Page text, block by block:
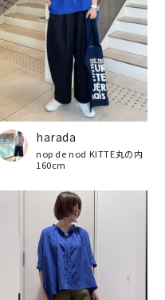
harada
nop de nod KITTE丸の内
160cm